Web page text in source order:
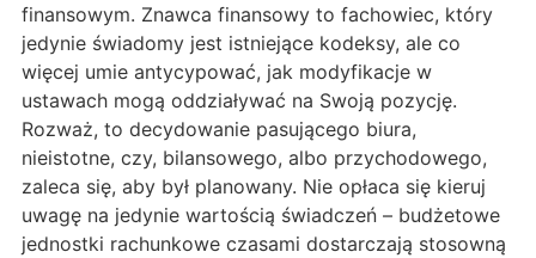
finansowym. Znawca finansowy to fachowiec, który
jedynie świadomy jest istniejące kodeksy, ale co
więcej umie antycypować, jak modyfikacje w
ustawach mogą oddziaływać na Swoją pozycję.
Rozważ, to decydowanie pasującego biura,
nieistotne, czy, bilansowego, albo przychodowego,
zaleca się, aby był planowany. Nie opłaca się kieruj
uwagę na jedynie wartością świadczeń – budżetowe
jednostki rachunkowe czasami dostarczają stosowną